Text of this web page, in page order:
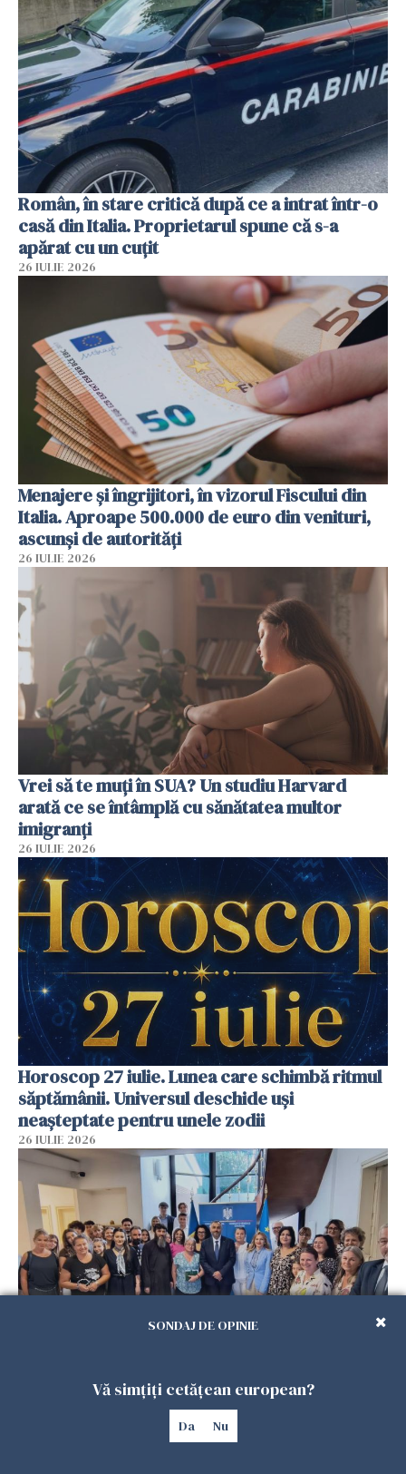
Român, în stare critică după ce a intrat într-o
casă din Italia. Proprietarul spune că s-a
apărat cu un cuțit
26 IULIE 2026
Menajere și îngrijitori, în vizorul Fiscului din
Italia. Aproape 500.000 de euro din venituri,
ascunși de autorități
26 IULIE 2026
Vrei să te muți în SUA? Un studiu Harvard
arată ce se întâmplă cu sănătatea multor
imigranți
26 IULIE 2026
Horoscop 27 iulie. Lunea care schimbă ritmul
săptămânii. Universul deschide uși
neașteptate pentru unele zodii
26 IULIE 2026
Consulatul României la Roma promite
intervenții în doar 24 de ore
SONDAJ DE OPINIE
Vă simțiți cetățean european?
Da Nu